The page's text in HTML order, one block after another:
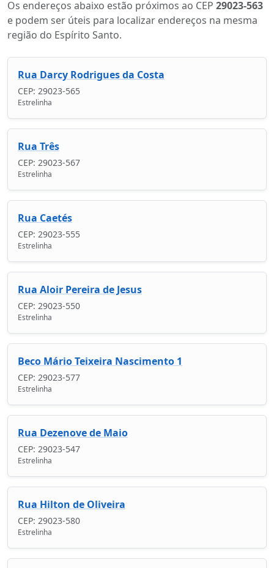
Os endereços abaixo estão próximos ao CEP 29023-563
e podem ser úteis para localizar endereços na mesma
região do Espírito Santo.
Rua Darcy Rodrigues da Costa
CEP: 29023-565
Estrelinha
Rua Três
CEP: 29023-567
Estrelinha
Rua Caetés
CEP: 29023-555
Estrelinha
Rua Aloir Pereira de Jesus
CEP: 29023-550
Estrelinha
Beco Mário Teixeira Nascimento 1
CEP: 29023-577
Estrelinha
Rua Dezenove de Maio
CEP: 29023-547
Estrelinha
Rua Hilton de Oliveira
CEP: 29023-580
Estrelinha